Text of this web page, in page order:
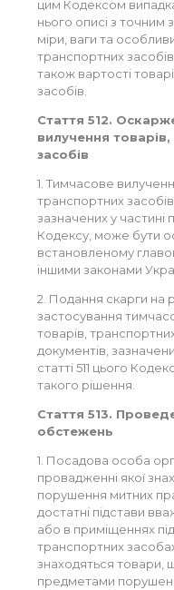
цим Кодексом
нього описі з точним
міри, ваги та
транспортних
також вартості
засобів.
Стаття 512.
вилучення
засобів
1. Тимчасове
транспортних
зазначених у частині
Кодексу, може бути
встановленому
іншими законами
2. Подання скарги на
застосування
товарів,
документів,
статті 511 цього
такого рішення.
Стаття 513.
обстежень
1. Посадова особа
провадженні якої
порушення митних
достатні підстави
або в приміщеннях
транспортних
знаходяться товари,
предметами